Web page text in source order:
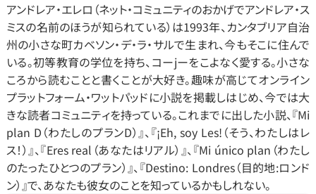
アンドレア‧エレロ（ネット‧コミュニティのおかげでアンドレア‧ス
ミスの名前のほうが知られている）は1993年、カンタブリア自治
州の小さな町カベソン‧デ‧ラ‧サルで生まれ、今もそこに住んで
いる。初等教育の学位を持ち、コーjーをこよなく愛する。小さな
ころから読むことと書くことが大好き。趣味が高じてオンライン
プラットフォーム‧ワットパッドに小説を掲載しはじめ、今では大
きな読者コミュニティを持っている。これまでに出した小説、『Mi
plan D（わたしのプランD）』、『¡Eh, soy Les!（そう、わたしはレ
ス！）』、『Eres real（あなたはリアル）』、『Mi único plan（わたし
のたったひとつのプラン）』、『Destino: Londres（目的地:ロンド
ン）』で、あなたも彼女のことを知っているかもしれない。